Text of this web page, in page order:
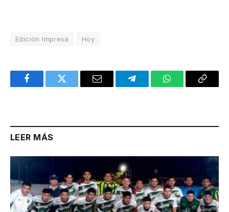
Edición Impresa Hoy
FacebookTwitter Email TelegramWhatsAppCopy
LEER MÁS